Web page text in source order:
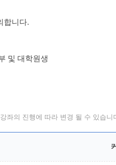
합니다.
및 대학원생
좌의 진행에 따라 변경 될 수 있습니